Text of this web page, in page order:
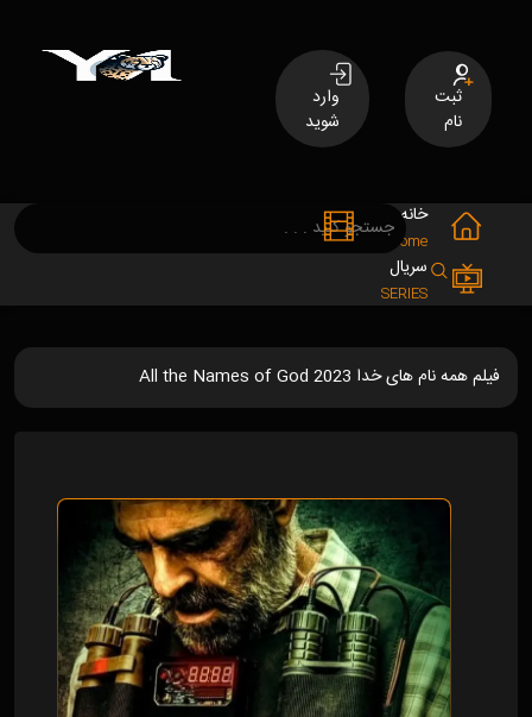
ثبت
نام
وارد
شوید
خانه
Home
سریال
SERIES
فیلم همه نام های خدا All the Names of God 2023